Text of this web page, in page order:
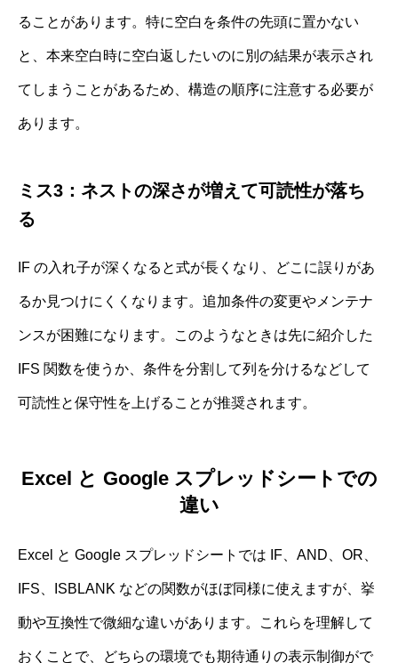
ることがあります。特に空白を条件の先頭に置かない
と、本来空白時に空白返したいのに別の結果が表示され
てしまうことがあるため、構造の順序に注意する必要が
あります。
ミス3：ネストの深さが増えて可読性が落ち
る
IF の入れ子が深くなると式が長くなり、どこに誤りがあ
るか見つけにくくなります。追加条件の変更やメンテナ
ンスが困難になります。このようなときは先に紹介した
IFS 関数を使うか、条件を分割して列を分けるなどして
可読性と保守性を上げることが推奨されます。
Excel と Google スプレッドシートでの
違い
Excel と Google スプレッドシートでは IF、AND、OR、
IFS、ISBLANK などの関数がほぼ同様に使えますが、挙
動や互換性で微細な違いがあります。これらを理解して
おくことで、どちらの環境でも期待通りの表示制御がで